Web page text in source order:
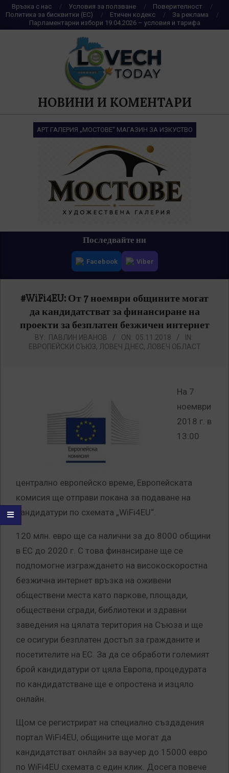
Skip
to
content
Връзка с нас Условия за ползване
Поверителност
Политика за бисквитки (ЕС)
Етичен кодекс
За реклама
Парламентарни избори 19.04.2026 – условия и тарифа
НОВИНИ И КОМЕНТАРИ
АРТ ГАЛЕРИЯ „МОСТОВЕ“ МАГАЗИН ЗА ИЗКУСТВО
Последвайте ни
Facebook Viber
#WiFi4EU: От 7 ноември общините могат
да кандидатстват за финансиране на
проекти за безплатен безжичен интернет
BY: ПАВЛИН ИВАНОВ ON: 05.11.2018
IN:
ЕВРОПЕЙСКИ СЪЮЗ, ЛОВЕЧ ДНЕС, ЛОВЕЧ ОБЛАСТ
На 7
ноември
2018 г. в
13:00
централно европейско време, Европейската
комисия ще отправи покана за подаване на
кандидатури по схемата „WiFi4EU“.
120 млн. евро ще са налични за до 8000 общини
в ЕС до 2020 г. С това финансиране ще се
подпомогне изграждането на високоскоростна
безжична интернет връзка на оживени
обществени места като паркове, площади,
обществени сгради, библиотеки и здравни
заведения на цялата територия на Съюза и ще
се осигури безплатен достъп за гражданите и
посетителите на ЕС. За да се обработи големият
брой кандидатури от цяла Европа, процедурата
по кандидатстване ще е опростена и изцяло
онлайн.
Щом се регистрират на специално създадения
портал WiFi4EU, общините ще могат да
кандидатстват онлайн за ваучер до 15000 евро
по WiFi4EU схемата с един клик. Досега повече